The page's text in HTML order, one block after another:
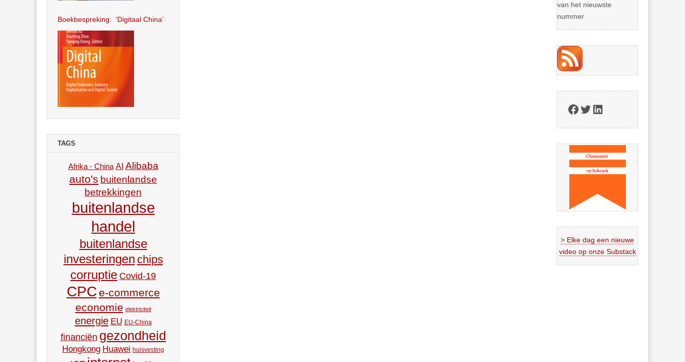
Boekbespreking: ‘Digitaal China’
TAGS
Afrika - China AI Alibaba
auto's buitenlandse
betrekkingen
buitenlandse
handel
buitenlandse
investeringen chips
corruptie Covid-19
CPC e-commerce
economie elektriciteit
energie EU EU-China
financiën gezondheid
Hongkong Huawei huisvesting
van het nieuwste
nummer
Facebook
Twitter
LinkedIn
> Elke dag een nieuwe
video op onze Substack